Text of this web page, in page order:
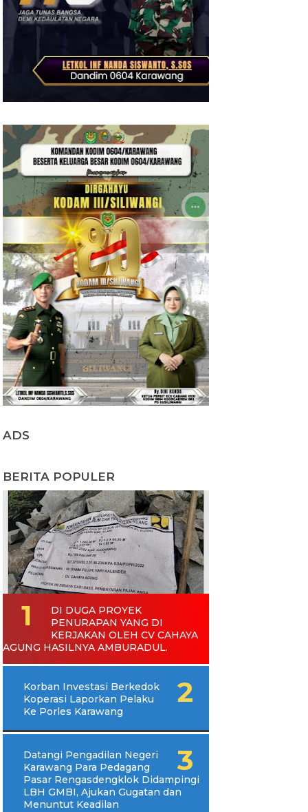
ADS
BERITA POPULER
DI DUGA PROYEK
PENURAPAN YANG DI
KERJAKAN OLEH CV CAHAYA
AGUNG HASILNYA AMBURADUL.
Korban Investasi Berkedok
Koperasi Laporkan Pelaku
Ke Porles Karawang
Datangi Pengadilan Negeri
Karawang Para Pedagang
Pasar Rengasdengklok Didampingi
LBH GMBI, Ajukan Gugatan dan
Menuntut Keadilan